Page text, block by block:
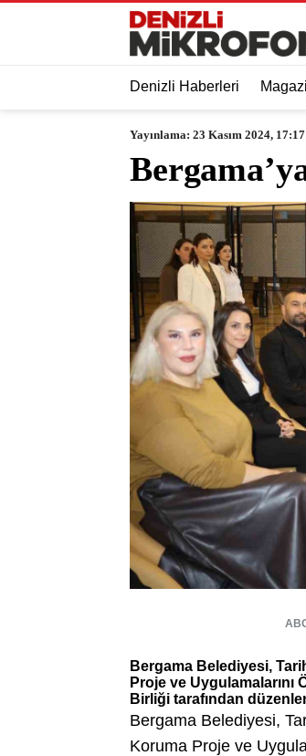
Denizli Haberleri
Yayınlama: 23 Kasım 2024,
Bergama Belediyesi,
Proje ve Uygulamalarını
Birliği tarafından
Bergama Belediyesi,
Koruma Proje ve